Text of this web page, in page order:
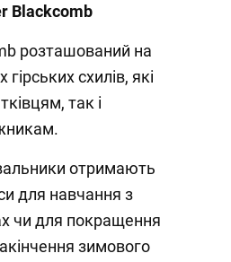
Blackcomb
розташований на
схилів, які
так і
отримають
для навчання з
чи для покращення
зимового